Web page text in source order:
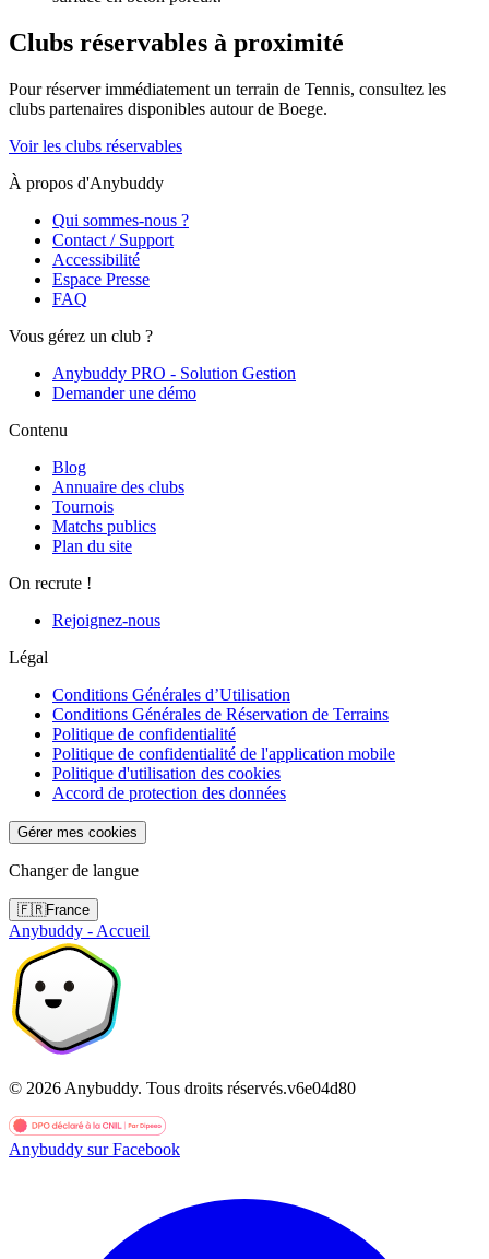
Clubs réservables à proximité
Pour réserver immédiatement un terrain de Tennis, consultez les
clubs partenaires disponibles autour de Boege.
Voir les clubs réservables
À propos d'Anybuddy
Qui sommes-nous ?
Contact / Support
Accessibilité
Espace Presse
FAQ
Vous gérez un club ?
Anybuddy PRO - Solution Gestion
Demander une démo
Contenu
Blog
Annuaire des clubs
Tournois
Matchs publics
Plan du site
On recrute !
Rejoignez-nous
Légal
Conditions Générales d’Utilisation
Conditions Générales de Réservation de Terrains
Politique de confidentialité
Politique de confidentialité de l'application mobile
Politique d'utilisation des cookies
Accord de protection des données
Gérer mes cookies
Changer de langue
🇫🇷France
Anybuddy - Accueil
© 2026 Anybuddy. Tous droits réservés.v6e04d80
Anybuddy sur Facebook